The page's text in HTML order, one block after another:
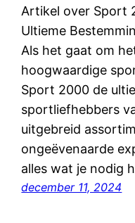
Artikel over Sport
Ultieme
Als het gaat om
hoogwaardige
Sport 2000 de
sportliefhebbers
uitgebreid
ongeëvenaarde
alles wat je nodig
december 11, 2024